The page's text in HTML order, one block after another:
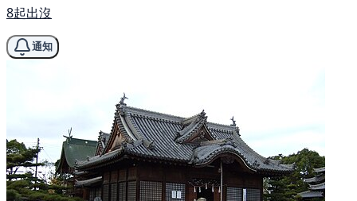
8起出沒
通知